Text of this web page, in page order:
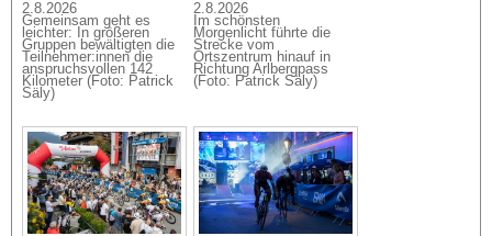
2.8.2026
Gemeinsam geht es
leichter: In größeren
Gruppen bewältigten die
Teilnehmer:innen die
anspruchsvollen 142
Kilometer (Foto: Patrick
Säly)
2.8.2026
Im schönsten
Morgenlicht führte die
Strecke vom
Ortszentrum hinauf in
Richtung Arlbergpass
(Foto: Patrick Säly)